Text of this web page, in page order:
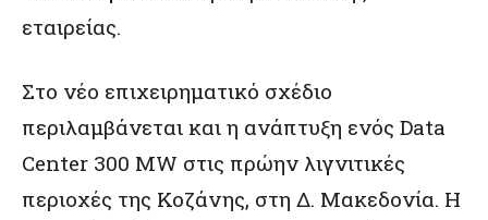
εταιρείας.
Στο νέο επιχειρηματικό σχέδιο
περιλαμβάνεται και η ανάπτυξη ενός Data
Center 300 MW στις πρώην λιγνιτικές
περιοχές της Κοζάνης, στη Δ. Μακεδονία. Η